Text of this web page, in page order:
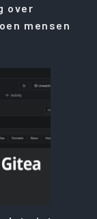
over
mensen